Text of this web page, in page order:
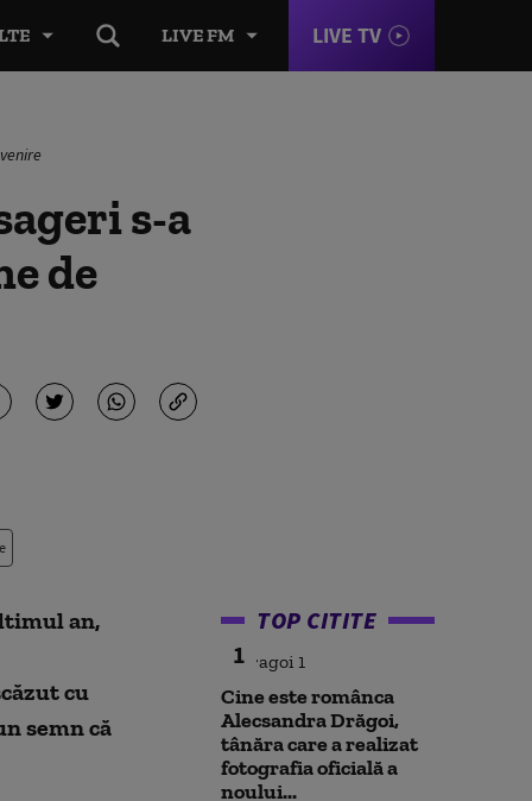
LIVE FM LIVE TV
s-a
de
an,
cu
semn că
TOP CITITE
1
Cine este românca
Alecsandra Drăgoi,
tânăra care a realizat
fotografia oficială a
noului...